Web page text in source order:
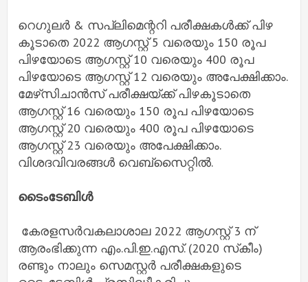
റെഗുലര്‍ & സപ്ലിമെന്ററി പരീക്ഷകള്‍ക്ക് പിഴ
കൂടാതെ 2022 ആഗസ്റ്റ് 5 വരെയും 150 രൂപ
പിഴയോടെ ആഗസ്റ്റ് 10 വരെയും 400 രൂപ
പിഴയോടെ ആഗസ്റ്റ് 12 വരെയും അപേക്ഷിക്കാം.
മേഴ്‌സിചാന്‍സ് പരീക്ഷയ്ക്ക് പിഴകൂടാതെ
ആഗസ്റ്റ് 16 വരെയും 150 രൂപ പിഴയോടെ
ആഗസ്റ്റ് 20 വരെയും 400 രൂപ പിഴയോടെ
ആഗസ്റ്റ് 23 വരെയും അപേക്ഷിക്കാം.
വിശദവിവരങ്ങള്‍ വെബ്‌സൈറ്റില്‍.
ടൈംടേബിള്‍
കേരളസര്‍വകലാശാല 2022 ആഗസ്റ്റ് 3 ന്
ആരംഭിക്കുന്ന എം.പി.ഇ.എസ്. (2020 സ്‌കീം)
രണ്ടും നാലും സെമസ്റ്റര്‍ പരീക്ഷകളുടെ